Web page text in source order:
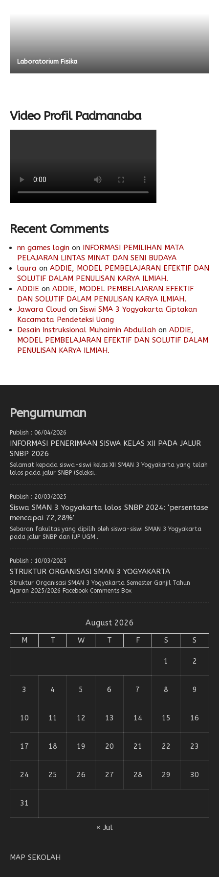
Laboratorium Fisika
Video Profil Padmanaba
Recent Comments
nn games login on INFORMASI PEMILIHAN MATA
PELAJARAN LINTAS MINAT DAN SENI BUDAYA
laura on ADDIE, MODEL PEMBELAJARAN EFEKTIF DAN
SOLUTIF DALAM PENULISAN KARYA ILMIAH.
ADDIE on ADDIE, MODEL PEMBELAJARAN EFEKTIF
DAN SOLUTIF DALAM PENULISAN KARYA ILMIAH.
Jawara Cloud on Siswi SMA 3 Yogyakarta Ciptakan
Kacamata Pendeteksi Uang
Desain Instruksional Muhaimin Abdullah on ADDIE,
MODEL PEMBELAJARAN EFEKTIF DAN SOLUTIF DALAM
PENULISAN KARYA ILMIAH.
Pengumuman
Publish : 06/04/2026
INFORMASI PENERIMAAN SISWA KELAS XII PADA JALUR
SNBP 2026
Selamat kepada siswa-siswi kelas XII SMAN 3 Yogyakarta yang telah
lolos pada jalur SNBP (Seleksi..
Publish : 20/03/2025
Siswa SMAN 3 Yogyakarta lolos SNBP 2024: ‘persentase
mencapai 72,28%’
Sebaran fakultas yang dipilih oleh siswa-siswi SMAN 3 Yogyakarta
pada jalur SNBP dan IUP UGM..
Publish : 10/03/2025
STRUKTUR ORGANISASI SMAN 3 YOGYAKARTA
Struktur Organisasi SMAN 3 Yogyakarta Semester Ganjil Tahun
Ajaran 2025/2026 Facebook Comments Box
August 2026
M T W T F S S
1 2
3 4 5 6 7 8 9
10 11 12 13 14 15 16
17 18 19 20 21 22 23
24 25 26 27 28 29 30
31
« Jul
MAP SEKOLAH